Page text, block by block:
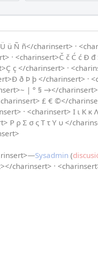
ü Ñ ñ</charinsert> ·
· <charinsert>Č č Ć ć Đ đ
ç </charinsert> ·
ð Þ þ </charinsert>
| ° § →</charinsert>
£ € ©</
· <charinsert> Ι ι Κ κ
Ρ ρ Σ σ ς Τ τ Υ υ </
Sysadmin (
charinsert> ·